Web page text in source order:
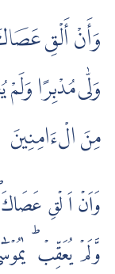
وَأَنْ أَلْقِ
وَلّٰى مُدْبِرًا
مِنَ الْءَامِنِينَ
وَاَنۡ اَ لۡقِ عَصَاكَ‌
وَّلَمۡ يُعَقِّبۡ‌